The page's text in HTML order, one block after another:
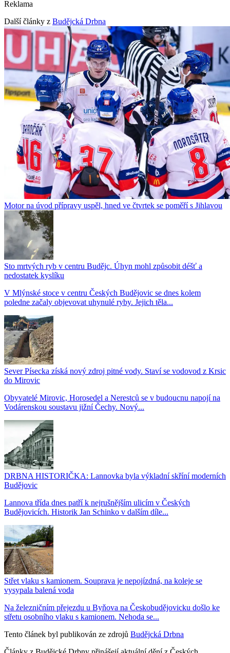
Reklama
Další články z Budějcká Drbna
Motor na úvod přípravy uspěl, hned ve čtvrtek se poměří s Jihlavou
Sto mrtvých ryb v centru Budějc. Úhyn mohl způsobit déšť a
nedostatek kyslíku
V Mlýnské stoce v centru Českých Budějovic se dnes kolem
poledne začaly objevovat uhynulé ryby. Jejich těla...
Sever Písecka získá nový zdroj pitné vody. Staví se vodovod z Krsic
do Mirovic
Obyvatelé Mirovic, Horosedel a Nerestců se v budoucnu napojí na
Vodárenskou soustavu jižní Čechy. Nový...
DRBNA HISTORIČKA: Lannovka byla výkladní skříní moderních
Budějovic
Lannova třída dnes patří k nejrušnějším ulicím v Českých
Budějovicích. Historik Jan Schinko v dalším díle...
Střet vlaku s kamionem. Souprava je nepojízdná, na koleje se
vysypala balená voda
Na železničním přejezdu u Byňova na Českobudějovicku došlo ke
střetu osobního vlaku s kamionem. Nehoda se...
Tento článek byl publikován ze zdrojů Budějcká Drbna